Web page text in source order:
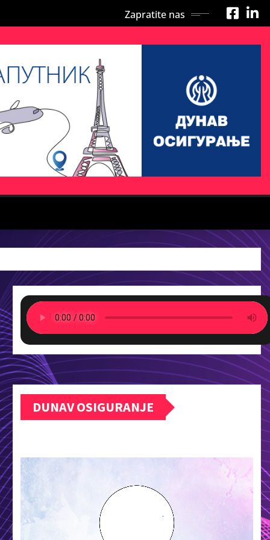
Zapratite nas
DUNAV OSIGURANJE
видео
записа